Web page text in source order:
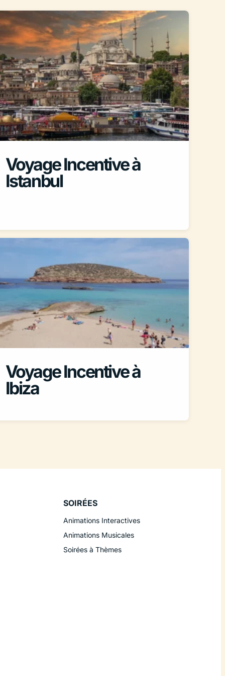
Voyage Incentive à
Istanbul
Voyage Incentive à
Ibiza
SOIRÉES
Animations Interactives
Animations Musicales
Soirées à Thèmes